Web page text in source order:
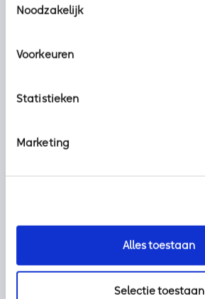
Noodzakelijk
Voorkeuren
Statistieken
Marketing
Alles toestaan
Selectie toestaan
Product- & Partnermanager
Deel dit bericht met uw netwerk: